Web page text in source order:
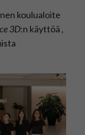
koulualoite
3D:n käyttöä,